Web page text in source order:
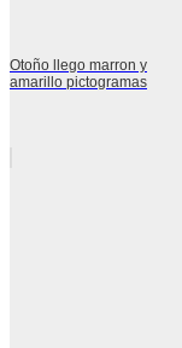
Otoño llego marron y
amarillo pictogramas